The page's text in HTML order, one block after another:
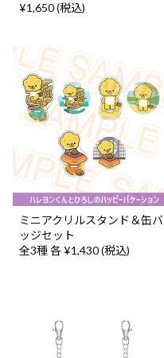
¥1,650 (税込)
ミニアクリルスタンド＆缶バ
ッジセット
全3種 各 ¥1,430 (税込)